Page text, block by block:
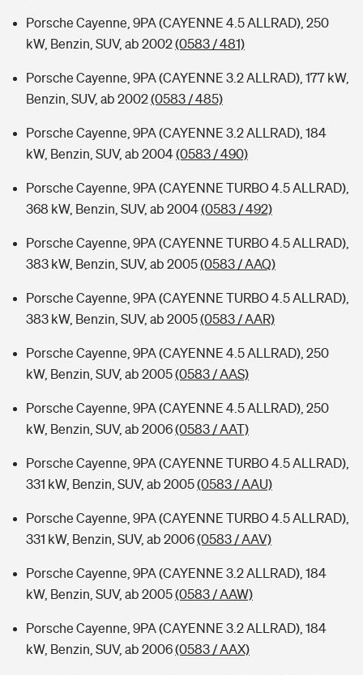
Sie haben Fragen?
Zur Übersicht
Tools
Kinderunfall-Check: Mehr Sicherheit für deine Kids
Sie haben Fragen?
Porsche Cayenne, 9PA (CAYENNE 4.5 ALLRAD), 250
kW, Benzin, SUV, ab 2002(0583 / 481)
Porsche Cayenne, 9PA (CAYENNE 3.2 ALLRAD), 177 kW,
Benzin, SUV, ab 2002(0583 / 485)
Porsche Cayenne, 9PA (CAYENNE 3.2 ALLRAD), 184
kW, Benzin, SUV, ab 2004(0583 / 490)
Porsche Cayenne, 9PA (CAYENNE TURBO 4.5 ALLRAD),
368 kW, Benzin, SUV, ab 2004(0583 / 492)
Porsche Cayenne, 9PA (CAYENNE TURBO 4.5 ALLRAD),
383 kW, Benzin, SUV, ab 2005(0583 / AAQ)
Porsche Cayenne, 9PA (CAYENNE TURBO 4.5 ALLRAD),
383 kW, Benzin, SUV, ab 2005(0583 / AAR)
Porsche Cayenne, 9PA (CAYENNE 4.5 ALLRAD), 250
kW, Benzin, SUV, ab 2005(0583 / AAS)
Porsche Cayenne, 9PA (CAYENNE 4.5 ALLRAD), 250
kW, Benzin, SUV, ab 2006(0583 / AAT)
Porsche Cayenne, 9PA (CAYENNE TURBO 4.5 ALLRAD),
331 kW, Benzin, SUV, ab 2005(0583 / AAU)
Porsche Cayenne, 9PA (CAYENNE TURBO 4.5 ALLRAD),
331 kW, Benzin, SUV, ab 2006(0583 / AAV)
Porsche Cayenne, 9PA (CAYENNE 3.2 ALLRAD), 184
kW, Benzin, SUV, ab 2005(0583 / AAW)
Porsche Cayenne, 9PA (CAYENNE 3.2 ALLRAD), 184
kW, Benzin, SUV, ab 2006(0583 / AAX)